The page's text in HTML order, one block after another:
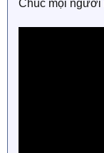
Chúc mọi người